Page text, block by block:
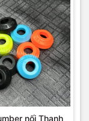
nối Thanh